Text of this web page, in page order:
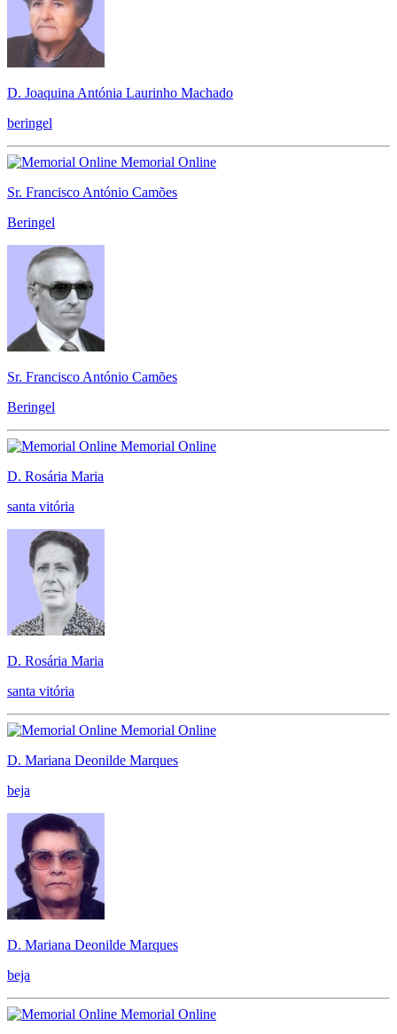
D. Joaquina Antónia Laurinho Machado
beringel
Memorial Online
Sr. Francisco António Camões
Beringel
Sr. Francisco António Camões
Beringel
Memorial Online
D. Rosária Maria
santa vitória
D. Rosária Maria
santa vitória
Memorial Online
D. Mariana Deonilde Marques
beja
D. Mariana Deonilde Marques
beja
Memorial Online